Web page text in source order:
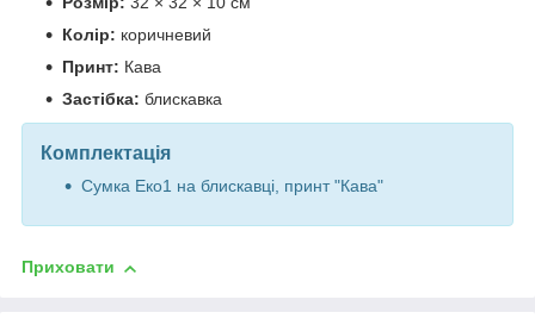
Колір: коричневий
Принт: Кава
Застібка: блискавка
Комплектація
Сумка Еко1 на блискавці, принт "Кава"
Приховати